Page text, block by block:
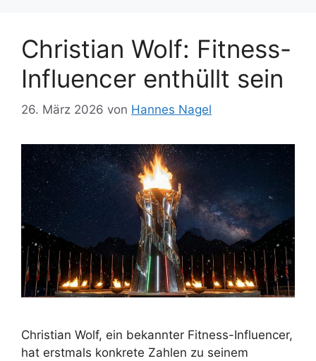
Christian Wolf: Fitness-
Influencer enthüllt sein
26. März 2026 von Hannes Nagel
Christian Wolf, ein bekannter Fitness-Influencer,
hat erstmals konkrete Zahlen zu seinem